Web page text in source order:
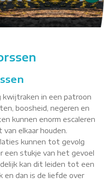
kwijtraken in een patroon
boosheid, negeren en
kunnen enorm escaleren
elkaar houden.
kunnen tot gevolg
een stukje van het gevoel
kan dit leiden tot een
en dan is de liefde over